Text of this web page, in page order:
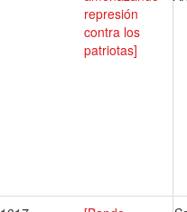
represión
contra los
patriotas]